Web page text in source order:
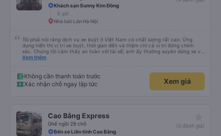
Khách sạn Sunny Kim Đồng
6 giờ
Nhà hát Lớn Hà Nội
Tôi phải nói rằng dịch vụ xe buýt ở Việt Nam có chất lượng rất cao. Ứng
dụng hiển thị vị trí xe buýt, thời gian đến và thậm chí cả vị trí đứng chính
xác. Chúng tôi cảm thấy an toàn với tài xế; anh ấy thường xuyên dừng xe và
hỏi chúng tôi có cần gì không. Chúng tôi rất hài lòng. Chúng tôi đánh giá cao
Xem thêm
Không cần thanh toán trước
Xác nhận chỗ ngay lập tức
Xem giá
Cao Bằng Express
Ghế ngồi 29 chỗ
(0 đánh giá)
Bến xe Liên tỉnh Cao Bằng